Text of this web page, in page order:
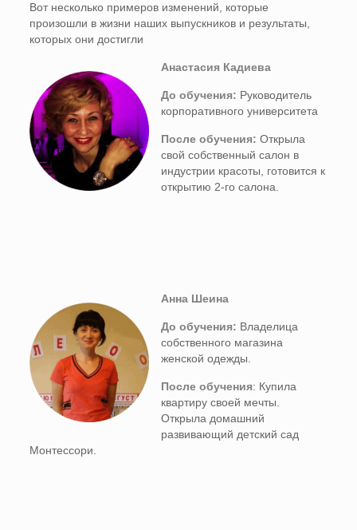
Вот несколько примеров изменений, которые
произошли в жизни наших выпускников и результаты,
которых они достигли
Анастасия Кадиева
До обучения: Руководитель
корпоративного университета
После обучения: Открыла
свой собственный салон в
индустрии красоты, готовится к
открытию 2-го салона.
Анна Шеина
До обучения: Владелица
собственного магазина
женской одежды.
После обучения: Купила
квартиру своей мечты.
Открыла домашний
развивающий детский сад
Монтессори.